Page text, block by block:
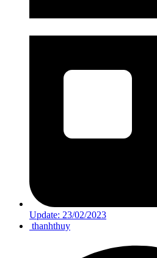
Update: 23/02/2023
thanhthuy